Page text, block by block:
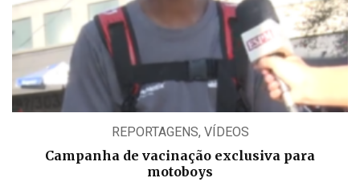
REPORTAGENS, VÍDEOS
Campanha de vacinação exclusiva para
motoboys